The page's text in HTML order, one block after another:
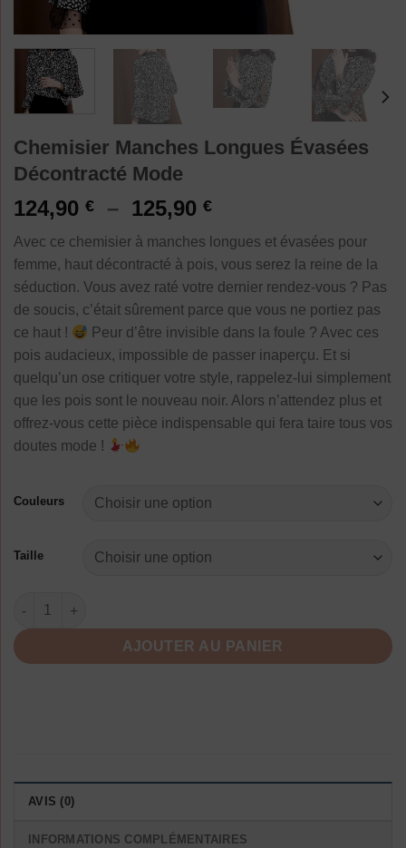
Chemisier Manches Longues Évasées
Décontracté Mode
124,90 € – 125,90 €Plage
prix :
124,90 €
à
125,90 €
Avec ce chemisier à manches longues et évasées pour
femme, haut décontracté à pois, vous serez la reine de la
séduction. Vous avez raté votre dernier rendez-vous ? Pas
de soucis, c’était sûrement parce que vous ne portiez pas
ce haut !
Peur d’être invisible dans la foule ? Avec ces
pois audacieux, impossible de passer inaperçu. Et si
quelqu’un ose critiquer votre style, rappelez-lui simplement
que les pois sont le nouveau noir. Alors n’attendez plus et
offrez-vous cette pièce indispensable qui fera taire tous vos
doutes mode !
Couleurs
Taille
quantité de Chemisier Manches Longues Évasées Décontracté
AJOUTER AU PANIER
AVIS (0)
INFORMATIONS COMPLÉMENTAIRES